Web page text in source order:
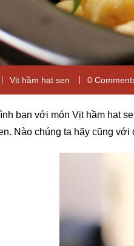
Vịt hầm hạt sen 0
bạn với món Vịt hầm hat
Nào chúng ta hãy cũng